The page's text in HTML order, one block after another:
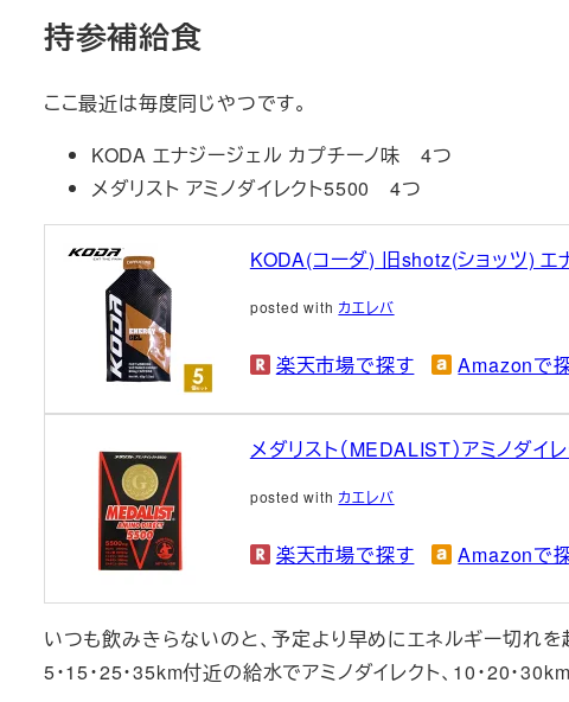
持参補給食
ここ最近は毎度同じやつです。
KODA エナジージェル カプチーノ味 4つ
メダリスト アミノダイレクト5500 4つ
KODA(コーダ) 旧shotz(ショッツ) エ
posted with カエレバ
楽天市場で探す Amazonで
メダリスト（MEDALIST）アミノダ
posted with カエレバ
楽天市場で探す Amazonで
いつも飲みきらないのと、予定より早めにエネルギー切れを
5・15・25・35km付近の給水でアミノダイレクト、10・20・